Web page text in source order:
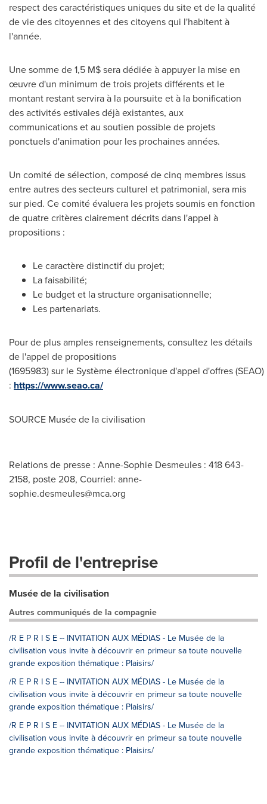
respect des caractéristiques uniques du site et de la qualité
de vie des citoyennes et des citoyens qui l'habitent à
l'année.
Une somme de 1,5 M$ sera dédiée à appuyer la mise en
œuvre d'un minimum de trois projets différents et le
montant restant servira à la poursuite et à la bonification
des activités estivales déjà existantes, aux
communications et au soutien possible de projets
ponctuels d'animation pour les prochaines années.
Un comité de sélection, composé de cinq membres issus
entre autres des secteurs culturel et patrimonial, sera mis
sur pied. Ce comité évaluera les projets soumis en fonction
de quatre critères clairement décrits dans l'appel à
propositions :
Le caractère distinctif du projet;
La faisabilité;
Le budget et la structure organisationnelle;
Les partenariats.
Pour de plus amples renseignements, consultez les détails
de l'appel de propositions
(1695983) sur le Système électronique d'appel d'offres (SEAO)
: https://www.seao.ca/
SOURCE Musée de la civilisation
Relations de presse : Anne-Sophie Desmeules : 418 643-
2158, poste 208, Courriel: anne-
sophie.desmeules@mca.org
Profil de l'entreprise
Musée de la civilisation
Autres communiqués de la compagnie
/R E P R I S E -- INVITATION AUX MÉDIAS - Le Musée de la
civilisation vous invite à découvrir en primeur sa toute nouvelle
grande exposition thématique : Plaisirs/
/R E P R I S E -- INVITATION AUX MÉDIAS - Le Musée de la
civilisation vous invite à découvrir en primeur sa toute nouvelle
grande exposition thématique : Plaisirs/
/R E P R I S E -- INVITATION AUX MÉDIAS - Le Musée de la
civilisation vous invite à découvrir en primeur sa toute nouvelle
grande exposition thématique : Plaisirs/